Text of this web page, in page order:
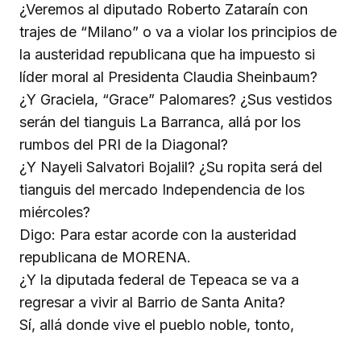
¿Veremos al diputado Roberto Zataraín con
trajes de “Milano” o va a violar los principios de
la austeridad republicana que ha impuesto si
líder moral al Presidenta Claudia Sheinbaum?
¿Y Graciela, “Grace” Palomares? ¿Sus vestidos
serán del tianguis La Barranca, allá por los
rumbos del PRI de la Diagonal?
¿Y Nayeli Salvatori Bojalil? ¿Su ropita será del
tianguis del mercado Independencia de los
miércoles?
Digo: Para estar acorde con la austeridad
republicana de MORENA.
¿Y la diputada federal de Tepeaca se va a
regresar a vivir al Barrio de Santa Anita?
Sí, allá donde vive el pueblo noble, tonto,